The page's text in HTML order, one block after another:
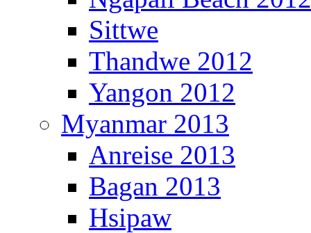
Sittwe
Thandwe 2012
Yangon 2012
Myanmar 2013
Anreise 2013
Bagan 2013
Hsipaw